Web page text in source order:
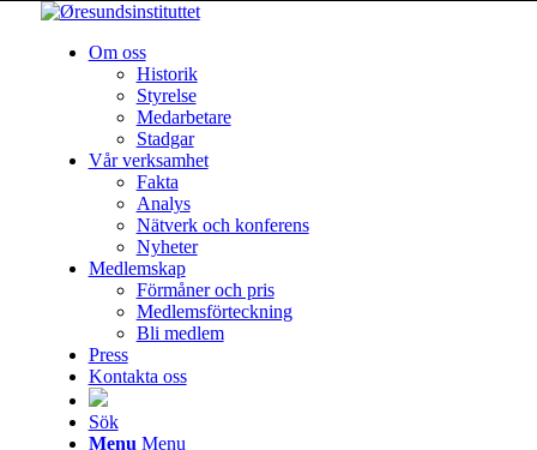
Om oss
Historik
Styrelse
Medarbetare
Stadgar
Vår verksamhet
Fakta
Analys
Nätverk och konferens
Nyheter
Medlemskap
Förmåner och pris
Medlemsförteckning
Bli medlem
Press
Kontakta oss
Sök
Menu Menu